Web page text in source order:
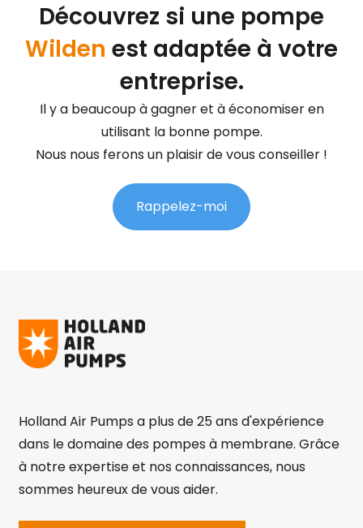
Découvrez si une pompe
Wilden est adaptée à votre
entreprise.
Il y a beaucoup à gagner et à économiser en
utilisant la bonne pompe.
Nous nous ferons un plaisir de vous conseiller !
Rappelez-moi
Holland Air Pumps a plus de 25 ans d'expérience
dans le domaine des pompes à membrane. Grâce
à notre expertise et nos connaissances, nous
sommes heureux de vous aider.